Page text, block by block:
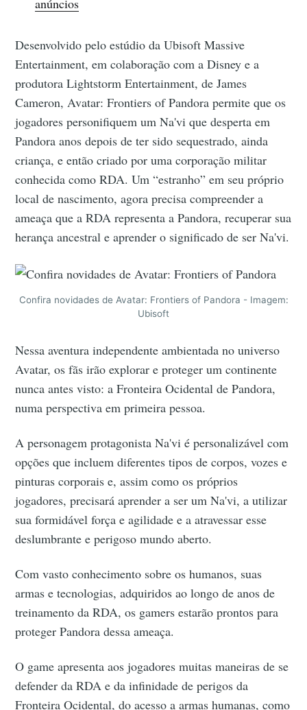
anúncios
Desenvolvido pelo estúdio da Ubisoft Massive
Entertainment, em colaboração com a Disney e a
produtora Lightstorm Entertainment, de James
Cameron, Avatar: Frontiers of Pandora permite que os
jogadores personifiquem um Na'vi que desperta em
Pandora anos depois de ter sido sequestrado, ainda
criança, e então criado por uma corporação militar
conhecida como RDA. Um “estranho” em seu próprio
local de nascimento, agora precisa compreender a
ameaça que a RDA representa a Pandora, recuperar sua
herança ancestral e aprender o significado de ser Na'vi.
Confira novidades de Avatar: Frontiers of Pandora - Imagem:
Ubisoft
Nessa aventura independente ambientada no universo
Avatar, os fãs irão explorar e proteger um continente
nunca antes visto: a Fronteira Ocidental de Pandora,
numa perspectiva em primeira pessoa.
A personagem protagonista Na'vi é personalizável com
opções que incluem diferentes tipos de corpos, vozes e
pinturas corporais e, assim como os próprios
jogadores, precisará aprender a ser um Na'vi, a utilizar
sua formidável força e agilidade e a atravessar esse
deslumbrante e perigoso mundo aberto.
Com vasto conhecimento sobre os humanos, suas
armas e tecnologias, adquiridos ao longo de anos de
treinamento da RDA, os gamers estarão prontos para
proteger Pandora dessa ameaça.
O game apresenta aos jogadores muitas maneiras de se
defender da RDA e da infinidade de perigos da
Fronteira Ocidental, do acesso a armas humanas, como